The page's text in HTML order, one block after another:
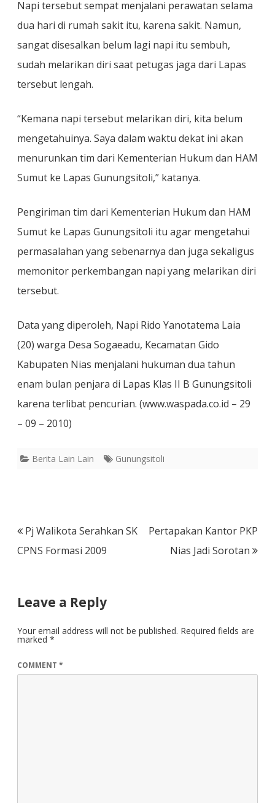
Napi tersebut sempat menjalani perawatan selama
dua hari di rumah sakit itu, karena sakit. Namun,
sangat disesalkan belum lagi napi itu sembuh,
sudah melarikan diri saat petugas jaga dari Lapas
tersebut lengah.
“Kemana napi tersebut melarikan diri, kita belum
mengetahuinya. Saya dalam waktu dekat ini akan
menurunkan tim dari Kementerian Hukum dan HAM
Sumut ke Lapas Gunungsitoli,” katanya.
Pengiriman tim dari Kementerian Hukum dan HAM
Sumut ke Lapas Gunungsitoli itu agar mengetahui
permasalahan yang sebenarnya dan juga sekaligus
memonitor perkembangan napi yang melarikan diri
tersebut.
Data yang diperoleh, Napi Rido Yanotatema Laia
(20) warga Desa Sogaeadu, Kecamatan Gido
Kabupaten Nias menjalani hukuman dua tahun
enam bulan penjara di Lapas Klas II B Gunungsitoli
karena terlibat pencurian. (www.waspada.co.id – 29
– 09 – 2010)
Berita Lain Lain Gunungsitoli
Post
navigation
Pj Walikota Serahkan SK
CPNS Formasi 2009
Pertapakan Kantor PKP
Nias Jadi Sorotan
Leave a Reply
Your email address will not be published. Required fields are
marked *
COMMENT *